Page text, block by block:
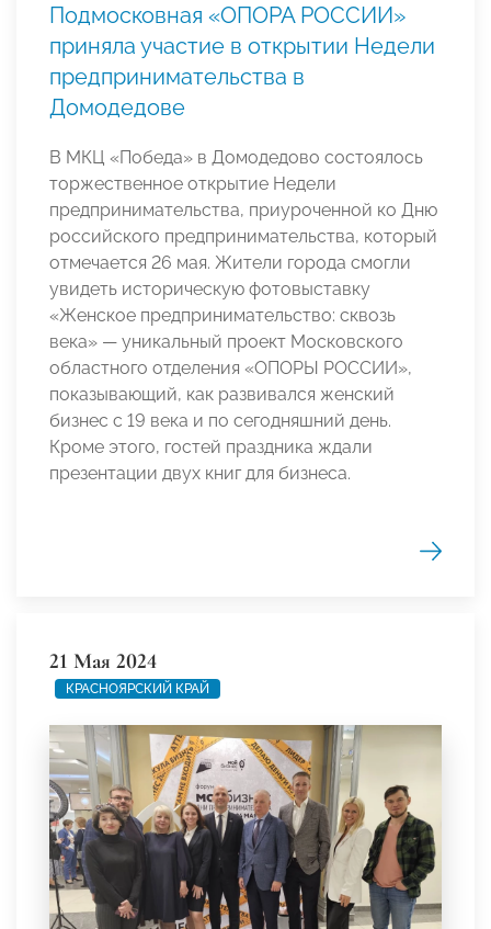
Подмосковная «ОПОРА РОССИИ»
приняла участие в открытии Недели
предпринимательства в
Домодедове
В МКЦ «Победа» в Домодедово состоялось
торжественное открытие Недели
предпринимательства, приуроченной ко Дню
российского предпринимательства, который
отмечается 26 мая. Жители города смогли
увидеть историческую фотовыставку
«Женское предпринимательство: сквозь
века» — уникальный проект Московского
областного отделения «ОПОРЫ РОССИИ»,
показывающий, как развивался женский
бизнес с 19 века и по сегодняшний день.
Кроме этого, гостей праздника ждали
презентации двух книг для бизнеса.
21 Мая 2024
КРАСНОЯРСКИЙ КРАЙ